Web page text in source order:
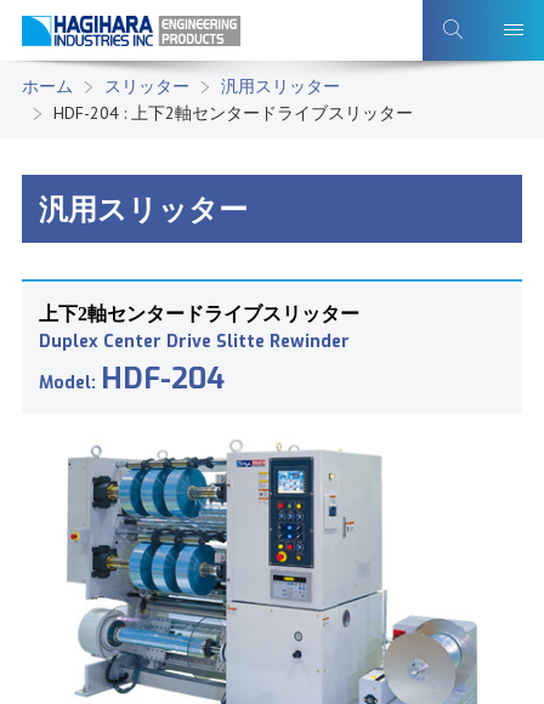
ホーム スリッター
汎用スリッター
HDF-204 : 上下2軸センタードライブスリッター
汎用スリッター
上下2軸センタードライブスリッター
Duplex Center Drive Slitte Rewinder
Model: HDF-204